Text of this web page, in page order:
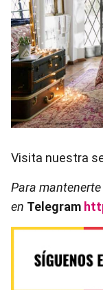
Visita nuestra
Para
en Telegram